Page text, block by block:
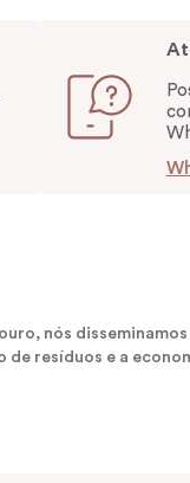
nós
resíduos e a